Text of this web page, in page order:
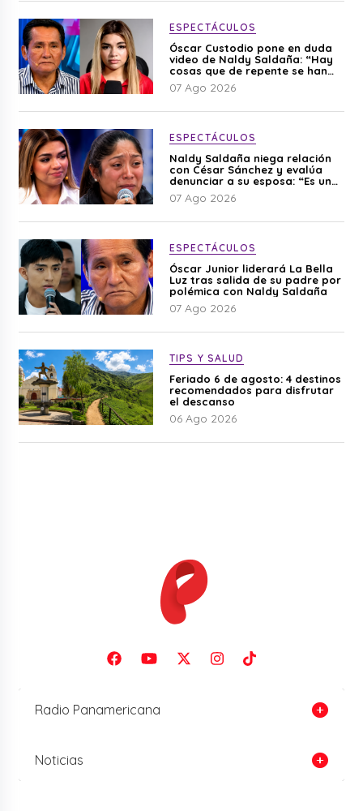
ESPECTÁCULOS
Óscar Custodio pone en duda
video de Naldy Saldaña: “Hay
cosas que de repente se han
editado”
07 Ago 2026
ESPECTÁCULOS
Naldy Saldaña niega relación
con César Sánchez y evalúa
denunciar a su esposa: “Es una
difamación”
07 Ago 2026
ESPECTÁCULOS
Óscar Junior liderará La Bella
Luz tras salida de su padre por
polémica con Naldy Saldaña
07 Ago 2026
TIPS Y SALUD
Feriado 6 de agosto: 4 destinos
recomendados para disfrutar
el descanso
06 Ago 2026
Radio Panamericana
Noticias